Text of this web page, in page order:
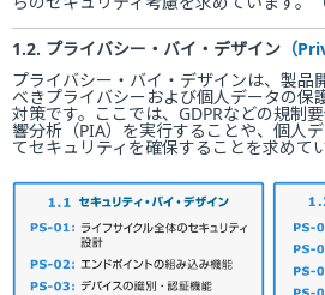
1.2. プライバシー・バイ・デザイン （
プライバシー・バイ・デザインは、製品
べきプライバシーおよび個人データの保
対策です。ここでは、GDPRなどの規制
響分析（PIA）を実行することや、個人
てセキュリティを確保することを求めて